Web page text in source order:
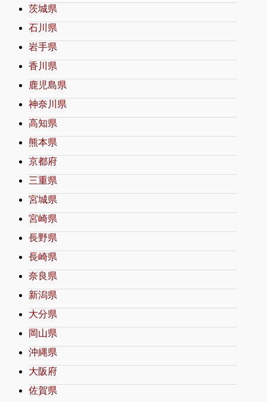
茨城県
石川県
岩手県
香川県
鹿児島県
神奈川県
高知県
熊本県
京都府
三重県
宮城県
宮崎県
長野県
長崎県
奈良県
新潟県
大分県
岡山県
沖縄県
大阪府
佐賀県